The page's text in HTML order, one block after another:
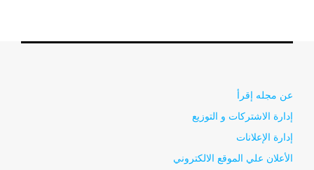
عن مجله إقرأ
إدارة الاشتركات و التوزيع
إدارة الإعلانات
الأعلان علي الموقع الالكتروني